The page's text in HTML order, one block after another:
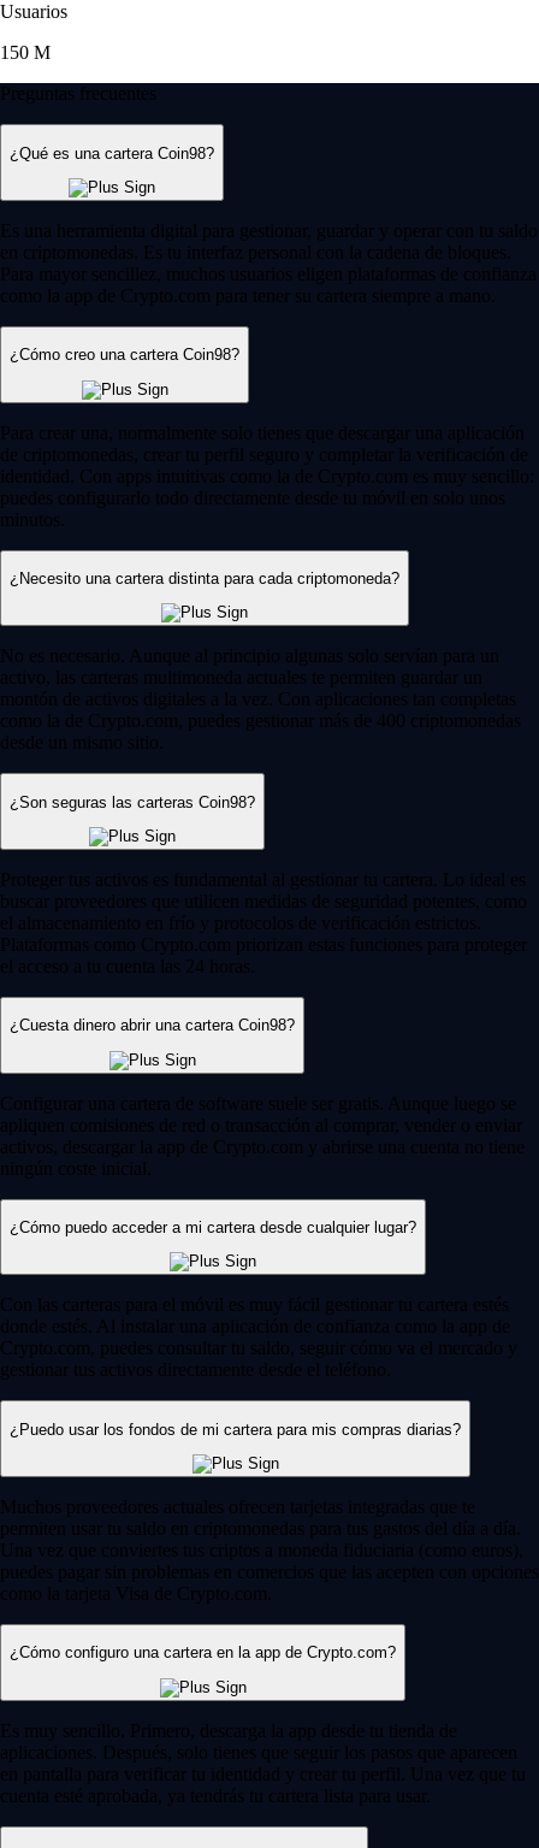
Usuarios
150 M
Preguntas frecuentes
¿Qué es una cartera Coin98?
Es una herramienta digital para gestionar, guardar y operar con tu saldo
en criptomonedas. Es tu interfaz personal con la cadena de bloques.
Para mayor sencillez, muchos usuarios eligen plataformas de confianza
como la app de Crypto.com para tener su cartera siempre a mano.
¿Cómo creo una cartera Coin98?
Para crear una, normalmente solo tienes que descargar una aplicación
de criptomonedas, crear tu perfil seguro y completar la verificación de
identidad. Con apps intuitivas como la de Crypto.com es muy sencillo:
puedes configurarlo todo directamente desde tu móvil en solo unos
minutos.
¿Necesito una cartera distinta para cada criptomoneda?
No es necesario. Aunque al principio algunas solo servían para un
activo, las carteras multimoneda actuales te permiten guardar un
montón de activos digitales a la vez. Con aplicaciones tan completas
como la de Crypto.com, puedes gestionar más de 400 criptomonedas
desde un mismo sitio.
¿Son seguras las carteras Coin98?
Proteger tus activos es fundamental al gestionar tu cartera. Lo ideal es
buscar proveedores que utilicen medidas de seguridad potentes, como
el almacenamiento en frío y protocolos de verificación estrictos.
Plataformas como Crypto.com priorizan estas funciones para proteger
el acceso a tu cuenta las 24 horas.
¿Cuesta dinero abrir una cartera Coin98?
Configurar una cartera de software suele ser gratis. Aunque luego se
apliquen comisiones de red o transacción al comprar, vender o enviar
activos, descargar la app de Crypto.com y abrirse una cuenta no tiene
ningún coste inicial.
¿Cómo puedo acceder a mi cartera desde cualquier lugar?
Con las carteras para el móvil es muy fácil gestionar tu cartera estés
donde estés. Al instalar una aplicación de confianza como la app de
Crypto.com, puedes consultar tu saldo, seguir cómo va el mercado y
gestionar tus activos directamente desde el teléfono.
¿Puedo usar los fondos de mi cartera para mis compras diarias?
Muchos proveedores actuales ofrecen tarjetas integradas que te
permiten usar tu saldo en criptomonedas para tus gastos del día a día.
Una vez que conviertes tus criptos a moneda fiduciaria (como euros),
puedes pagar sin problemas en comercios que las acepten con opciones
como la tarjeta Visa de Crypto.com.
¿Cómo configuro una cartera en la app de Crypto.com?
Es muy sencillo. Primero, descarga la app desde tu tienda de
aplicaciones. Después, solo tienes que seguir los pasos que aparecen
en pantalla para verificar tu identidad y crear tu perfil. Una vez que tu
cuenta esté aprobada, ya tendrás tu cartera lista para usar.